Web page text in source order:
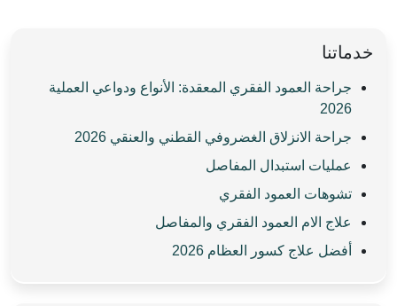
خدماتنا
جراحة العمود الفقري المعقدة: الأنواع ودواعي العملية
2026
جراحة الانزلاق الغضروفي القطني والعنقي 2026
عمليات استبدال المفاصل
تشوهات العمود الفقري
علاج الام العمود الفقري والمفاصل
أفضل علاج كسور العظام 2026